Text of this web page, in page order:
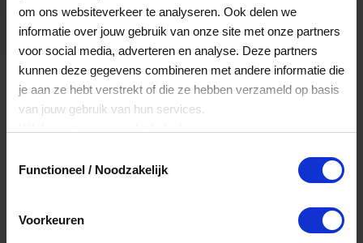
om ons websiteverkeer te analyseren. Ook delen we
informatie over jouw gebruik van onze site met onze partners
voor social media, adverteren en analyse. Deze partners
kunnen deze gegevens combineren met andere informatie die
je aan ze hebt verstrekt of die ze hebben verzameld op basis
van jouw gebruik van hun services.
Functioneel / Noodzakelijk
Voorkeuren
Maak account aan